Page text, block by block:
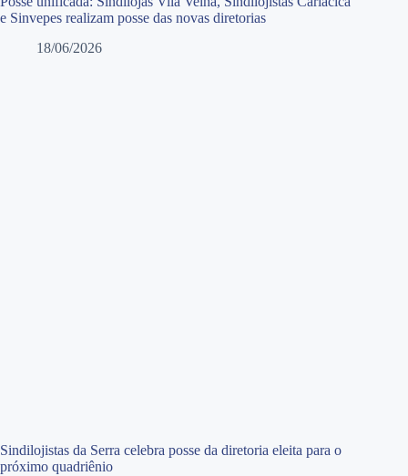
e Sinvepes realizam posse das novas diretorias
18/06/2026
Sindilojistas da Serra celebra posse da diretoria eleita para o
próximo quadriênio